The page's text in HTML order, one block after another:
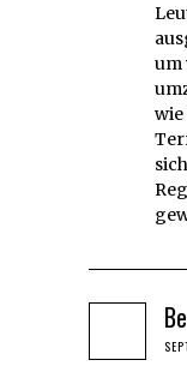
um
wie